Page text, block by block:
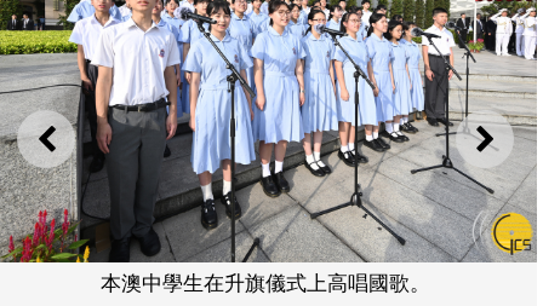
上一則 下一
本澳中學生在升旗儀式上高唱國歌。